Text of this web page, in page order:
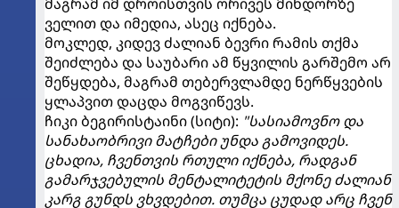
ველით და იმედია, ასეც იქნება.
მოკლედ, კიდევ ძალიან ბევრი რამის თქმა
შეიძლება და საუბარი ამ წყვილის გარშემო არ
შეწყდება, მაგრამ თებერვლამდე ნერწყვების
ყლაპვით დაცდა მოგვიწევს.
ჩიკი ბეგირისტაინი (სიტი): "სასიამოვნო და
სანახაობრივი მატჩები უნდა გამოვიდეს.
ცხადია, ჩვენთვის რთული იქნება, რადგან
გამარჯვებულის მენტალიტეტის მქონე ძალიან
კარგ გუნდს ვხვდებით. თუმცა ცუდად არც ჩვენ